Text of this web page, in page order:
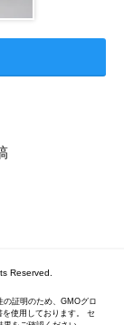
Reserved.
の証明のため、GMOグロ
使用しております。 セ